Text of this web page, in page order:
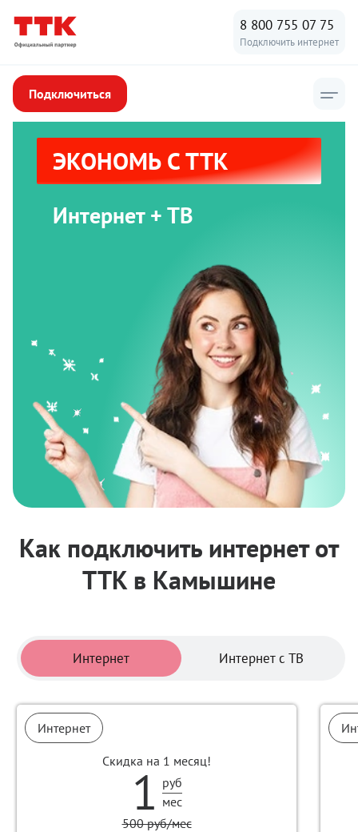
8 800 755 07 75
Подключить интернет
Подключиться
ЭКОНОМЬ С ТТК
Интернет + ТВ
Как подключить интернет от
ТТК в Камышине
Интернет Интернет с ТВ
Тарифы
Интернет
Скидка на 1 месяц!
1 руб
мес
500 руб/мес